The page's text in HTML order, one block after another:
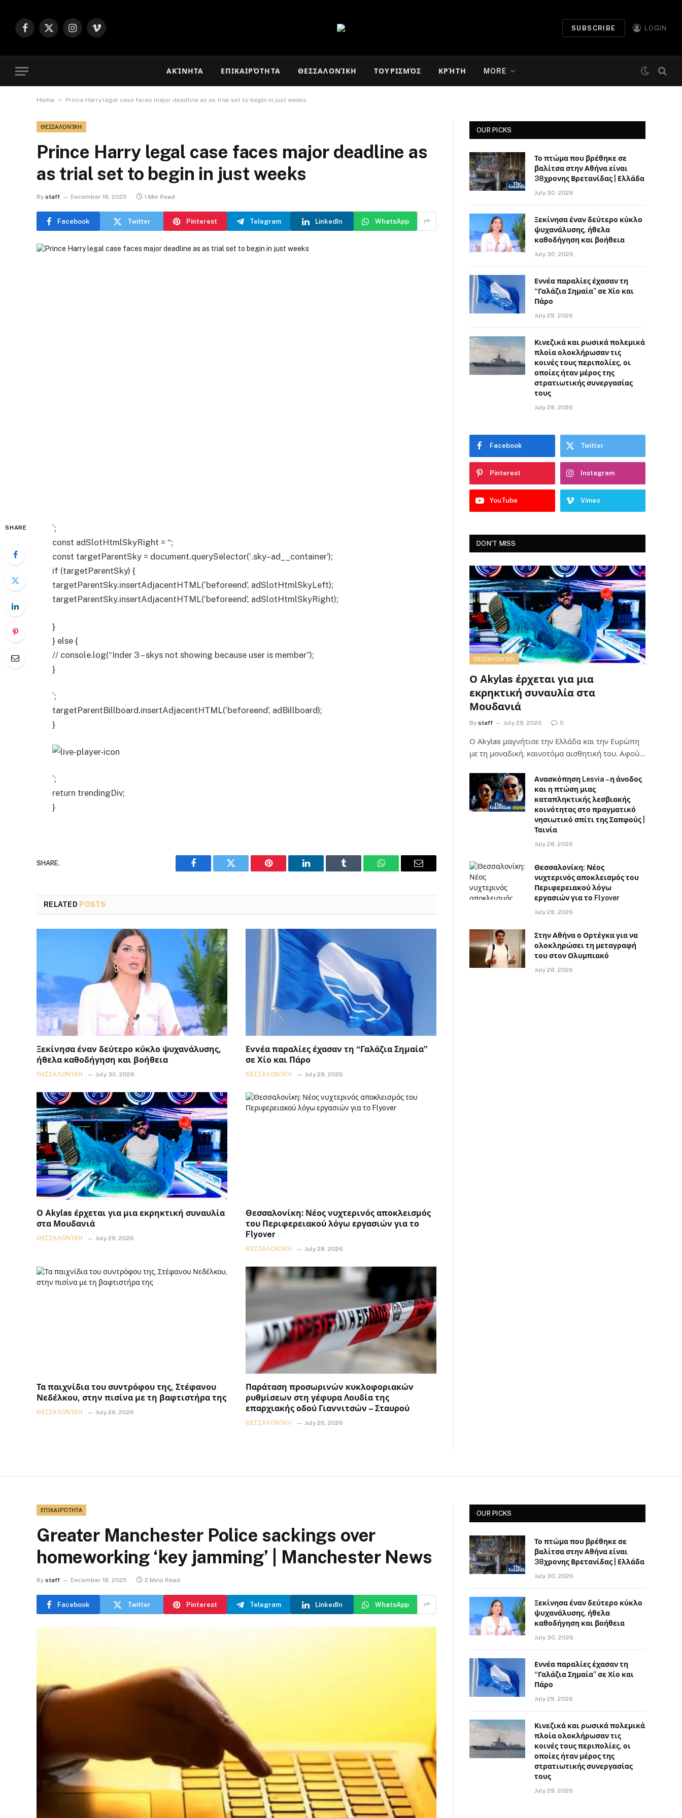
Facebook
X
Instagram
Vimeo
SUBSCRIBE LOGIN
ΑΚΊΝΗΤΑ ΕΠΙΚΑΙΡΌΤΗΤΑ ΘΕΣΣΑΛΟΝΊΚΗ ΤΟΥΡΙΣΜΌΣ ΚΡΉΤΗ MORE
Home » Prince Harry legal case faces major deadline as as trial set to begin in just weeks
ΘΕΣΣΑΛΟΝΊΚΗ
Prince Harry legal case faces major deadline as
as trial set to begin in just weeks
By staff December 18, 2025 1 Min Read
Facebook Twitter Pinterest Telegram LinkedIn WhatsApp
SHARE
`;
const adSlotHtmlSkyRight = “;
const targetParentSky = document.querySelector(‘.sky–ad__container’);
if (targetParentSky) {
targetParentSky.insertAdjacentHTML(‘beforeend’, adSlotHtmlSkyLeft);
targetParentSky.insertAdjacentHTML(‘beforeend’, adSlotHtmlSkyRight);
}
} else {
// console.log(“Inder 3 – skys not showing because user is member”);
}
`;
targetParentBillboard.insertAdjacentHTML(‘beforeend’, adBillboard);
}
`;
return trendingDiv;
}
SHARE.
Facebook Twitter Pinterest LinkedIn Tumblr WhatsAppEmail
RELATED POSTS
Ξεκίνησα έναν δεύτερο κύκλο ψυχανάλυσης,
ήθελα καθοδήγηση και βοήθεια
ΘΕΣΣΑΛΟΝΊΚΗ July 30, 2026
Εννέα παραλίες έχασαν τη “Γαλάζια Σημαία”
σε Χίο και Πάρο
ΘΕΣΣΑΛΟΝΊΚΗ July 29, 2026
Ο Akylas έρχεται για μια εκρηκτική συναυλία
στα Μουδανιά
ΘΕΣΣΑΛΟΝΊΚΗ July 29, 2026
Θεσσαλονίκη: Νέος νυχτερινός αποκλεισμός
του Περιφερειακού λόγω εργασιών για το
Flyover
ΘΕΣΣΑΛΟΝΊΚΗ July 28, 2026
Τα παιχνίδια του συντρόφου της, Στέφανου
Νεδέλκου, στην πισίνα με τη βαφτιστήρα της
ΘΕΣΣΑΛΟΝΊΚΗ July 26, 2026
Παράταση προσωρινών κυκλοφοριακών
ρυθμίσεων στη γέφυρα Λουδία της
επαρχιακής οδού Γιαννιτσών – Σταυρού
ΘΕΣΣΑΛΟΝΊΚΗ July 26, 2026
OUR PICKS
Το πτώμα που βρέθηκε σε
βαλίτσα στην Αθήνα είναι
38χρονης Βρετανίδας | Ελλάδα
July 30, 2026
Ξεκίνησα έναν δεύτερο κύκλο
ψυχανάλυσης, ήθελα
καθοδήγηση και βοήθεια
July 30, 2026
Εννέα παραλίες έχασαν τη
“Γαλάζια Σημαία” σε Χίο και
Πάρο
July 29, 2026
Κινεζικά και ρωσικά πολεμικά
πλοία ολοκλήρωσαν τις
κοινές τους περιπολίες, οι
οποίες ήταν μέρος της
στρατιωτικής συνεργασίας
τους
July 29, 2026
Facebook Twitter
Pinterest Instagram
YouTube Vimeo
DON'T MISS
ΘΕΣΣΑΛΟΝΊΚΗ
Ο Akylas έρχεται για μια
εκρηκτική συναυλία στα
Μουδανιά
By staff July 29, 2026 0
Ο Αkylas μαγνήτισε την Ελλάδα και την Ευρώπη
με τη μοναδική, καινοτόμα αισθητική του. Αφού…
Ανασκόπηση Lesvia – η άνοδος
και η πτώση μιας
καταπληκτικής λεσβιακής
κοινότητας στο πραγματικό
νησιωτικό σπίτι της Σαπφούς |
Ταινία
July 28, 2026
Θεσσαλονίκη: Νέος
νυχτερινός αποκλεισμός του
Περιφερειακού λόγω
εργασιών για το Flyover
July 28, 2026
Στην Αθήνα ο Ορτέγκα για να
ολοκληρώσει τη μεταγραφή
του στον Ολυμπιακό
July 28, 2026
ΕΠΙΚΑΙΡΌΤΗΤΑ
Greater Manchester Police sackings over
homeworking ‘key jamming’ | Manchester News
By staff December 18, 2025 2 Mins Read
Facebook Twitter Pinterest Telegram LinkedIn WhatsApp
OUR PICKS
Το πτώμα που βρέθηκε σε
βαλίτσα στην Αθήνα είναι
38χρονης Βρετανίδας | Ελλάδα
July 30, 2026
Ξεκίνησα έναν δεύτερο κύκλο
ψυχανάλυσης, ήθελα
καθοδήγηση και βοήθεια
July 30, 2026
Εννέα παραλίες έχασαν τη
“Γαλάζια Σημαία” σε Χίο και
Πάρο
July 29, 2026
Κινεζικά και ρωσικά πολεμικά
πλοία ολοκλήρωσαν τις
κοινές τους περιπολίες, οι
οποίες ήταν μέρος της
στρατιωτικής συνεργασίας
τους
July 29, 2026